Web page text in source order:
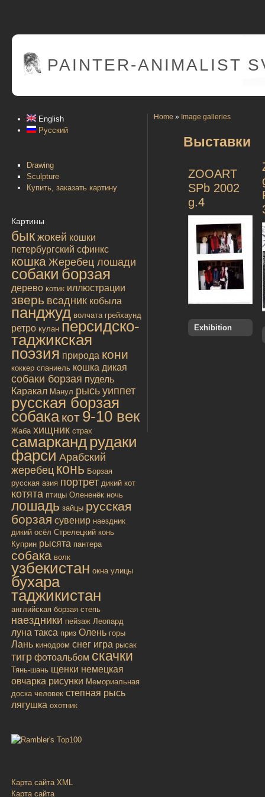
PAINTER-ANIMALIST
English
Русский
Drawing
Sculpture
Купить, заказать картину
Картины
бык жокей кошки
петербургский сфинкс
кошка Жеребец лошади
собаки борзая
дерево котик иллюстрации
зверь всадник кобыла
панджуд волчата грейхаунд
ретро кулан персидско-
таджикская
поэзия природа кони
коккер спаниель кошка дикая
собаки борзая пудель
Каракал Манул рысь уиппет
русская борзая
собака кот 9-10 век
Жаба хищник страх
самаркандрудаки
фарси Арабский
жеребец конь Борзая
русская азия портрет дикий кот
котята птицы Олененёк ночь
лошадь зайцы русская
борзая сувенир наездник
дикий осёл Стрелецкий конь
Куприн рысята пантера
собака волк
узбекистан окна улицы
бухара
таджикистан
английская борзая степь
наездники пейзаж Леопард
луна такса приз Олень горы
Лань кинодром снег игра рысак
тигр фотоальбом скачки
Тянь-шань щенки немецкая
овчарка рисунки Мемориальная
доска человек степная рысь
лягушка охотник
Карта сайта XML
Карта сайта
Home » Image galleries
Выставки
ZOOART
SPb 2002
g.4
Exhibition